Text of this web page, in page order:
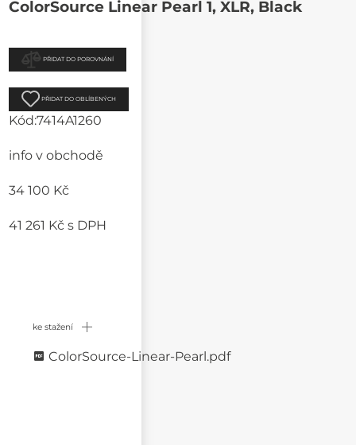
ColorSource Linear Pearl 1, XLR, Black
PŘIDAT DO POROVNÁNÍ
PŘIDAT DO OBLÍBENÝCH
Kód:7414A1260
info v obchodě
34 100 Kč
41 261 Kčs DPH
ke stažení
ColorSource-Linear-Pearl.pdf